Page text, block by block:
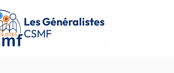
Les Généralistes
CSMF